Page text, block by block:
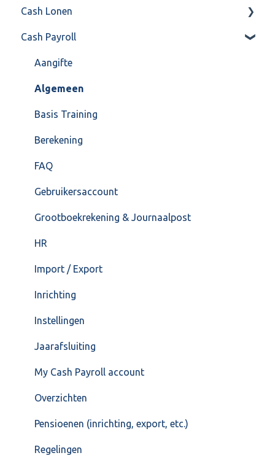
Algemeen
Formulierlayout
Verkoop
Voorraad
Overig
VoorraadService & Onderhoud
Cash Lonen
Algemeen
Inrichting
Jaarafsluiting
Salarisberekening
Overig
FAQ – Beëindiging CASH Lonen en overstap naar
Cash Payroll
Aangifte
Algemeen
Basis Training
Berekening
FAQ
Gebruikersaccount
Grootboekrekening & Journaalpost
HR
Import / Export
Inrichting
Instellingen
Jaarafsluiting
My Cash Payroll account
Overzichten
Pensioenen (inrichting, export, etc.)
Regelingen